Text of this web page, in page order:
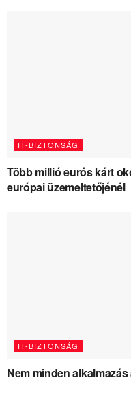
IT-BIZTONSÁG
Több millió eurós kárt
európai üzemeltetőjénél
IT-BIZTONSÁG
Nem minden